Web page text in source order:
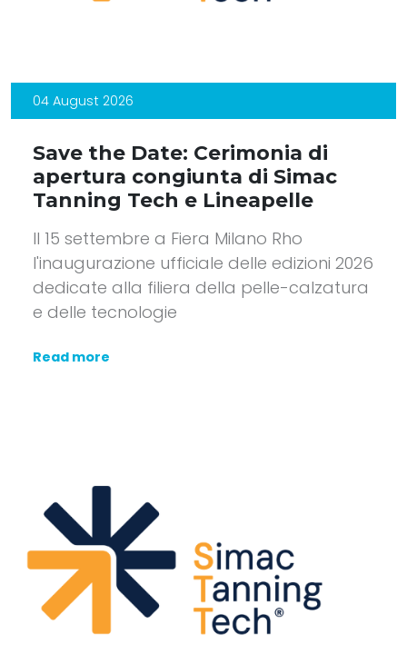
04 August 2026
Save the Date: Cerimonia di
apertura congiunta di Simac
Tanning Tech e Lineapelle
Il 15 settembre a Fiera Milano Rho
l'inaugurazione ufficiale delle edizioni 2026
dedicate alla filiera della pelle-calzatura
e delle tecnologie
Read more